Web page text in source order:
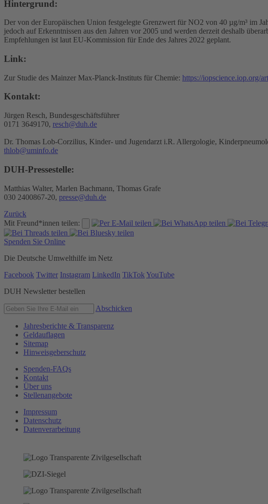
Hintergrund:
Der von der Europäischen Union festgelegte Grenzwert für NO2 von 40 µg/m³ im
jedoch auf Erkenntnissen aus den Jahren vor 2005 und werden derzeit deshalb
Empfehlungen ist laut EU-Kommission für Ende des Jahres 2022 geplant.
Link:
Zur Studie des Mainzer Max-Planck-Instituts für Chemie: https://iopscience.iop.org/
Kontakt:
Jürgen Resch, Bundesgeschäftsführer
0171 3649170, resch@duh.de
Dr. Thomas Lob-Corzilius, Kinder- und Jugendarzt i.R. Allergologie,
thlob@uminfo.de
DUH-Pressestelle:
Matthias Walter, Marlen Bachmann, Thomas Grafe
030 2400867-20, presse@duh.de
Zurück
Mit Freund*innen teilen:
Spenden Sie Online
Die Deutsche Umwelthilfe im Netz
Facebook Twitter Instagram LinkedIn TikTok YouTube
DUH Newsletter bestellen
Abschicken
Jahresberichte & Transparenz
Geldauflagen
Sitemap
Hinweisgeberschutz
Spenden-FAQs
Kontakt
Über uns
Stellenangebote
Impressum
Datenschutz
Datenverarbeitung